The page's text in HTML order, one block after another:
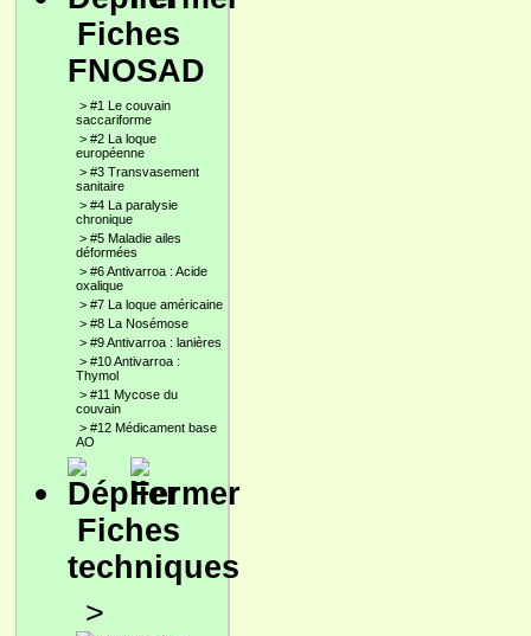
Fiches
FNOSAD
> #1 Le couvain
saccariforme
> #2 La loque
européenne
> #3 Transvasement
sanitaire
> #4 La paralysie
chronique
> #5 Maladie ailes
déformées
> #6 Antivarroa : Acide
oxalique
> #7 La loque américaine
> #8 La Nosémose
> #9 Antivarroa : lanières
> #10 Antivarroa :
Thymol
> #11 Mycose du
couvain
> #12 Médicament base
AO
Fiches
techniques
>